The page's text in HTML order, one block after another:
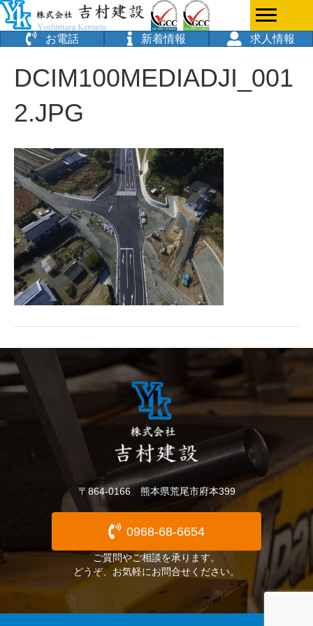
お電話 新着情報 求人情報
DCIM100MEDIADJI_001
2.JPG
〒864-0166 熊本県荒尾市府本399
0968-68-6654
ご質問やご相談を承ります。
どうぞ、お気軽にお問合せください。